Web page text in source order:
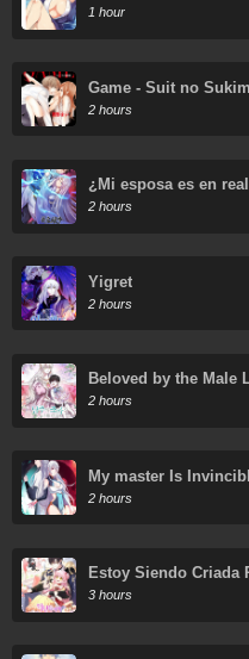
1 hour
Game - Suit no
2 hours
¿Mi esposa es en
2 hours
Yigret
2 hours
Beloved by the Male
2 hours
My master Is
2 hours
Estoy Siendo Criada
3 hours